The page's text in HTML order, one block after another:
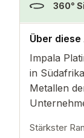
360°
Über diese
Impala
in
Metallen
mehr
Stärkster